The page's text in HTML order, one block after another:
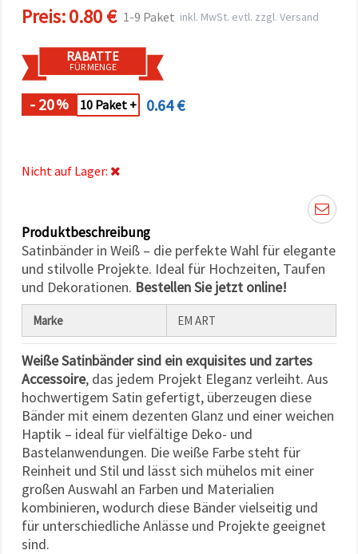
Auswahl in
individuell
festlegen.
Einwilligung
können Sie
jederzeit
Datenschutzerklärung
Alle
akzeptieren
Cookie-
Einstellungen
Preis:0.80 € 1-9 Paket inkl. MwSt. evtl. zzgl. Versand
RABATTE
FÜR MENGE
- 20% 10 Paket + 0.64 €
Nicht auf Lager:
Produktbeschreibung
Satinbänder in Weiß – die perfekte Wahl für elegante
und stilvolle Projekte. Ideal für Hochzeiten, Taufen
und Dekorationen. Bestellen Sie jetzt online!
Marke EM ART
Weiße Satinbänder sind ein exquisites und zartes
Accessoire, das jedem Projekt Eleganz verleiht. Aus
hochwertigem Satin gefertigt, überzeugen diese
Bänder mit einem dezenten Glanz und einer weichen
Haptik – ideal für vielfältige Deko- und
Bastelanwendungen. Die weiße Farbe steht für
Reinheit und Stil und lässt sich mühelos mit einer
großen Auswahl an Farben und Materialien
kombinieren, wodurch diese Bänder vielseitig und
für unterschiedliche Anlässe und Projekte geeignet
sind.